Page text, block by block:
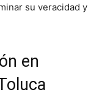
su veracidad y
en